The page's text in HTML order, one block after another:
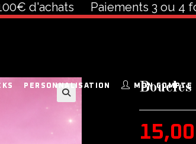
Paiements 3 ou 4 fois
PERSONNALISATION MON COMPTE
15,00